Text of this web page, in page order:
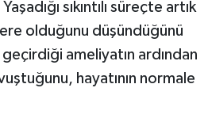
sıkıntılı süreçte artık
olduğunu düşündüğünü
ameliyatın ardından
hayatının normale